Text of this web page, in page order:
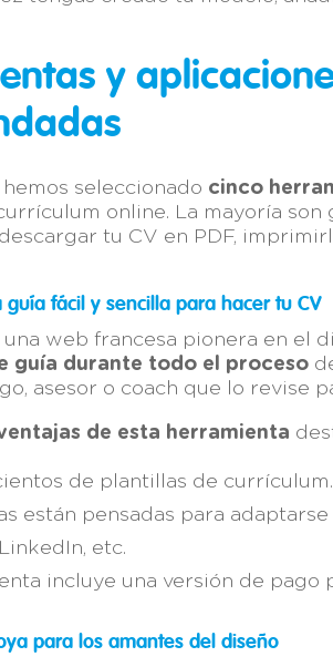
y
seleccionado cinco
online. La mayoría
tu CV en PDF,
guía fácil y sencilla para hacer tu CV
una web francesa pionera en el
guía durante todo el proceso
asesor o coach que lo revise
de esta herramienta
de plantillas de currículum.
están pensadas para
etc.
incluye una versión de pago
para los amantes del diseño